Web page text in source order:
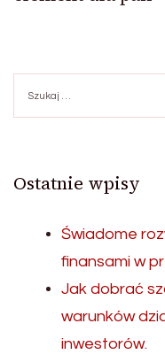
Ostatnie wpisy
Świadome
finansami w
Jak dobrać
warunków
inwestorów.